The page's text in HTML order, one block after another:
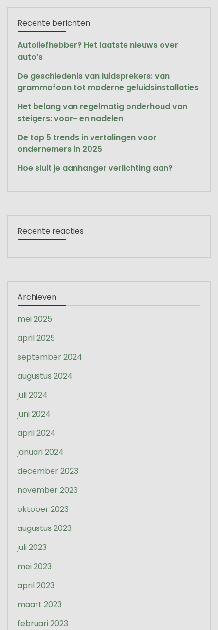
Recente berichten
Autoliefhebber? Het laatste nieuws over
auto’s
De geschiedenis van luidsprekers: van
grammofoon tot moderne geluidsinstallaties
Het belang van regelmatig onderhoud van
steigers: voor- en nadelen
De top 5 trends in vertalingen voor
ondernemers in 2025
Hoe sluit je aanhanger verlichting aan?
Recente reacties
Archieven
mei 2025
april 2025
september 2024
augustus 2024
juli 2024
juni 2024
april 2024
januari 2024
december 2023
november 2023
oktober 2023
augustus 2023
juli 2023
mei 2023
april 2023
maart 2023
februari 2023